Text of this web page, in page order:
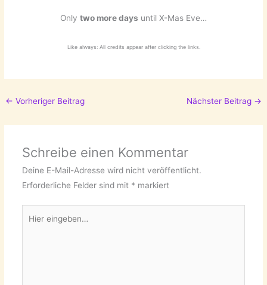
Only two more days until X-Mas Eve…
Like always: All credits appear after clicking the links.
← Vorheriger Beitrag Nächster Beitrag →
Schreibe einen Kommentar
Deine E-Mail-Adresse wird nicht veröffentlicht.
Erforderliche Felder sind mit * markiert
eingeben…